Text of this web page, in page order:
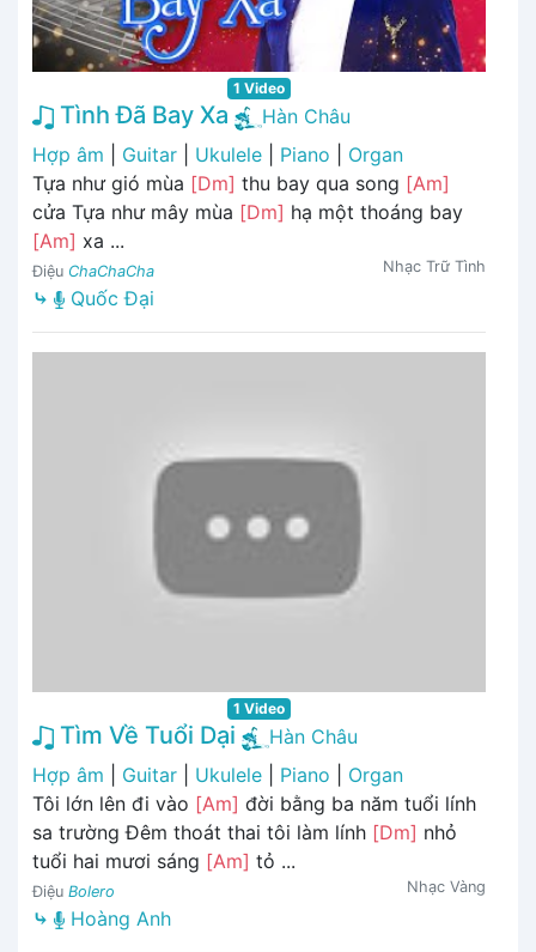
1 Video
Tình Đã Bay Xa
Hàn Châu
Hợp âm
Guitar Ukulele Piano
Organ
Tựa như gió mùa [Dm] thu bay qua song [Am]
cửa Tựa như mây mùa [Dm] hạ một thoáng bay
[Am] xa ...
Điệu ChaChaCha Nhạc Trữ Tình
⤷ Quốc Đại
1 Video
Tìm Về Tuổi Dại
Hàn Châu
Hợp âm
Guitar Ukulele Piano
Organ
Tôi lớn lên đi vào [Am] đời bằng ba năm tuổi lính
sa trường Đêm thoát thai tôi làm lính [Dm] nhỏ
tuổi hai mươi sáng [Am] tỏ ...
Điệu Bolero Nhạc Vàng
⤷ Hoàng Anh